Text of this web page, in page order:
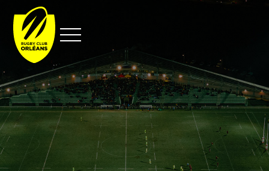
contenu